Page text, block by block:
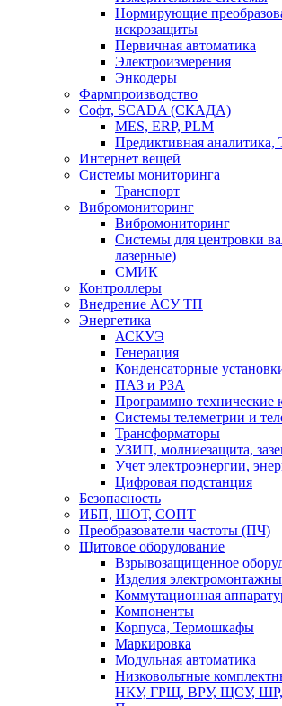
Нормирующие
искрозащиты
Первичная автоматика
Электроизмерения
Энкодеры
Фармпроизводство
Софт, SCADA (СКАДА)
MES, ERP, PLM
Предиктивная
Интернет вещей
Системы мониторинга
Транспорт
Вибромониторинг
Вибромониторинг
Системы для центровки
лазерные)
СМИК
Контроллеры
Внедрение АСУ ТП
Энергетика
АСКУЭ
Генерация
Конденсаторные
ПАЗ и РЗА
Программно
Системы телеметрии и
Трансформаторы
УЗИП, молниезащита,
Учет электроэнергии,
Цифровая подстанция
Безопасность
ИБП, ШОТ, СОПТ
Преобразователи частоты (ПЧ)
Щитовое оборудование
Взрывозащищенное
Изделия
Коммутационная
Компоненты
Корпуса, Термошкафы
Маркировка
Модульная автоматика
Низковольтные
НКУ, ГРЩ, ВРУ, ЩСУ, ШР,